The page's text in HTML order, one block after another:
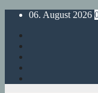
Skip
content
06. August 2026